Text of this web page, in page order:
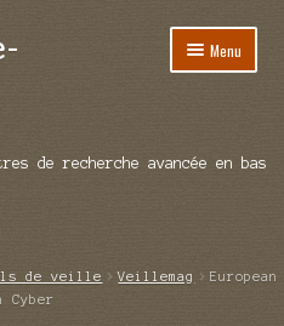
Menu
de recherche avancée en bas
de veille Veillemag
European